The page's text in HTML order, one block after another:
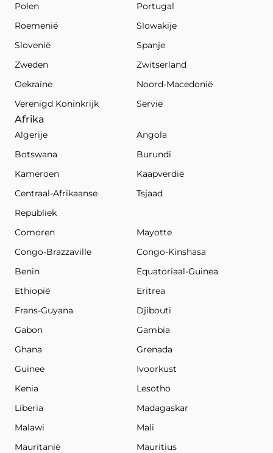
Polen
Portugal
Roemenië
Slowakije
Slovenië
Spanje
Zweden
Zwitserland
Oekraïne
Noord-Macedonië
Verenigd Koninkrijk
Servië
Afrika
Algerije
Angola
Botswana
Burundi
Kameroen
Kaapverdië
Centraal-Afrikaanse
Republiek
Tsjaad
Comoren
Mayotte
Congo-Brazzaville
Congo-Kinshasa
Benin
Equatoriaal-Guinea
Ethiopië
Eritrea
Frans-Guyana
Djibouti
Gabon
Gambia
Ghana
Grenada
Guinee
Ivoorkust
Kenia
Lesotho
Liberia
Madagaskar
Malawi
Mali
Mauritanië
Mauritius